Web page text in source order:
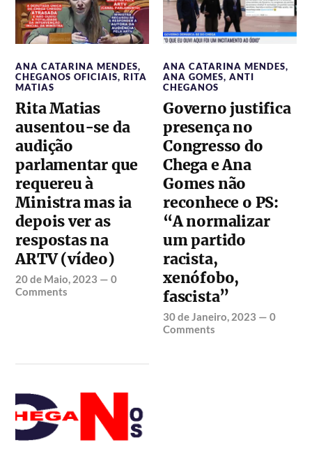
ANA CATARINA MENDES,
CHEGANOS OFICIAIS,RITA
MATIAS
Rita Matias
ausentou-se da
audição
parlamentar que
requereu à
Ministra mas ia
depois ver as
respostas na
ARTV (vídeo)
20 de Maio, 2023 —0
Comments
ANA CATARINA MENDES,
ANA GOMES,ANTI
CHEGANOS
Governo justifica
presença no
Congresso do
Chega e Ana
Gomes não
reconhece o PS:
“A normalizar
um partido
racista,
xenófobo,
fascista”
30 de Janeiro, 2023 —0
Comments